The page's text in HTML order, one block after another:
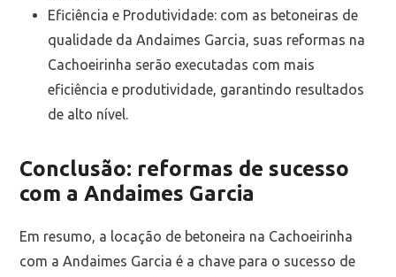
Eficiência e Produtividade: com as betoneiras de
qualidade da Andaimes Garcia, suas reformas na
Cachoeirinha serão executadas com mais
eficiência e produtividade, garantindo resultados
de alto nível.
Conclusão: reformas de sucesso
com a Andaimes Garcia
Em resumo, a locação de betoneira na Cachoeirinha
com a Andaimes Garcia é a chave para o sucesso de